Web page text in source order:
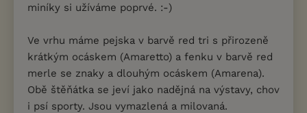
miníky si užíváme poprvé. :-)
Ve vrhu máme pejska v barvě red tri s přirozeně
krátkým ocáskem (Amaretto) a fenku v barvě red
merle se znaky a dlouhým ocáskem (Amarena).
Obě štěňátka se jeví jako nadějná na výstavy, chov
i psí sporty. Jsou vymazlená a milovaná.